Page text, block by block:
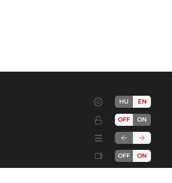
HU EN
OFF ON
OFF ON